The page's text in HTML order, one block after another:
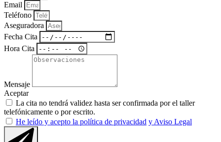
Email
Teléfono
Aseguradora
Fecha Cita
Hora Cita
Mensaje
Aceptar
La cita no tendrá validez hasta ser confirmada por el taller
telefónicamente o por escrito.
He leído y acepto la política de privacidad y Aviso Legal